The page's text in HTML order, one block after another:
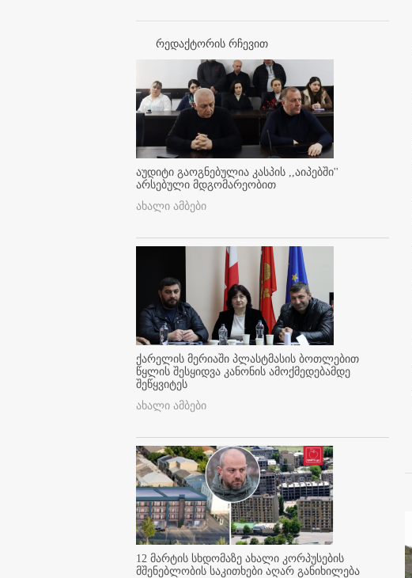
რედაქტორის რჩევით
აუდიტი გაოგნებულია კასპის ,,აიპებში''
არსებული მდგომარეობით
ახალი ამბები
ქარელის მერიაში პლასტმასის ბოთლებით
წყლის შესყიდვა კანონის ამოქმედებამდე
შეწყვიტეს
ახალი ამბები
12 მარტის სხდომაზე ახალი კორპუსების
მშენებლობის საკითხები აღარ განიხილება